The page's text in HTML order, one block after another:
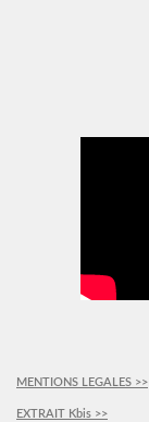
MENTIONS LEGALES >>
EXTRAIT Kbis >>